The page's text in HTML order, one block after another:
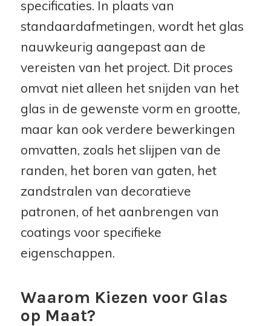
specificaties. In plaats van
standaardafmetingen, wordt het glas
nauwkeurig aangepast aan de
vereisten van het project. Dit proces
omvat niet alleen het snijden van het
glas in de gewenste vorm en grootte,
maar kan ook verdere bewerkingen
omvatten, zoals het slijpen van de
randen, het boren van gaten, het
zandstralen van decoratieve
patronen, of het aanbrengen van
coatings voor specifieke
eigenschappen.
Waarom Kiezen voor Glas
op Maat?